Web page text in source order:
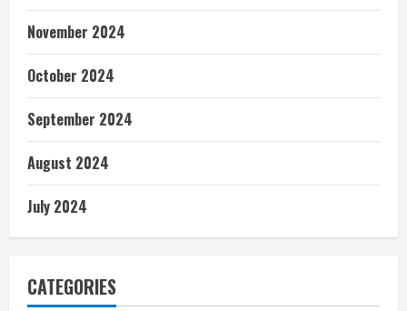
November 2024
October 2024
September 2024
August 2024
July 2024
CATEGORIES